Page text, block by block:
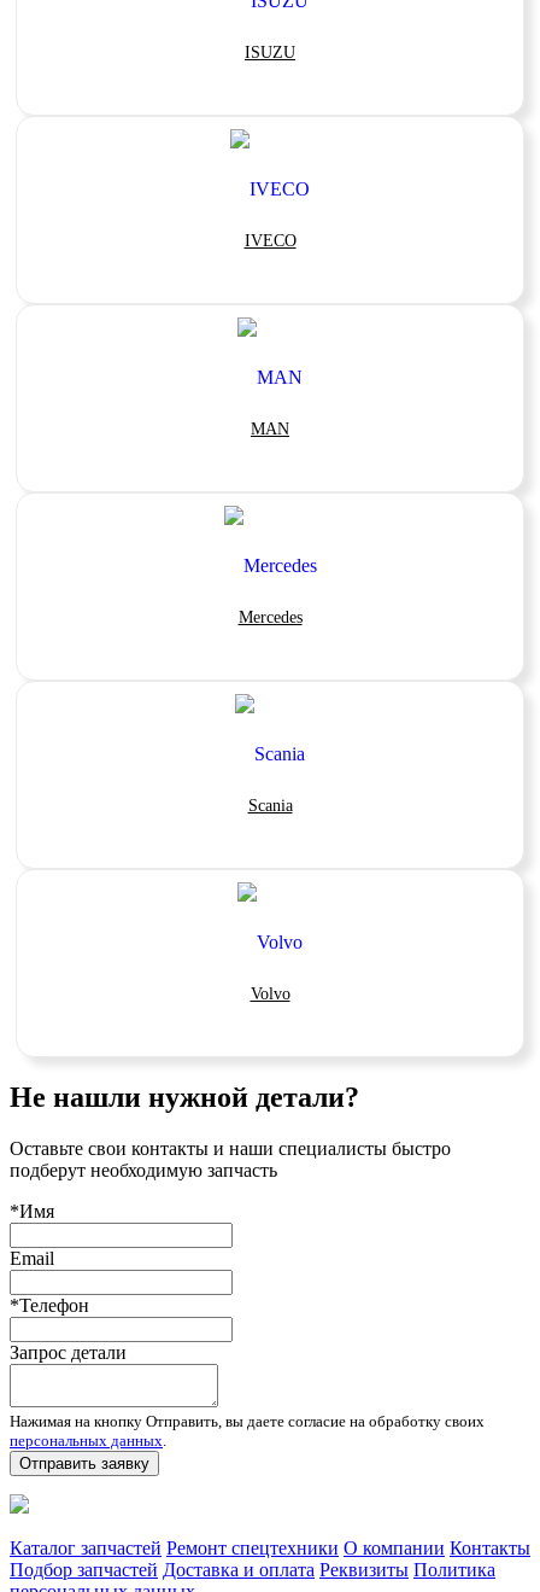
ISUZU
IVECO
MAN
Mercedes
Scania
Volvo
Не нашли нужной детали?
Оставьте свои контакты и наши специалисты быстро
подберут необходимую запчасть
*Имя
Email
*Телефон
Запрос детали
Нажимая на кнопку Отправить, вы даете согласие на обработку своих
персональных данных.
Отправить заявку
Каталог запчастей Ремонт спецтехники О компании Контакты
Подбор запчастей Доставка и оплата Реквизиты Политика